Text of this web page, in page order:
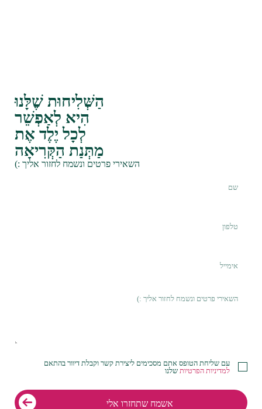
הַשְּׁלִיחוּת שֶׁלָּנוּ
הִיא לְאַפְשֵׁר
לְכָל יֶלֶד אֶת
מַתְּנַת הַקְּרִיאָה
השאירי פרטים ונשמח לחזור אליך :)
עם שליחת הטופס אתם מסכימים ליצירת קשר וקבלת דיוור בהתאם
למדיניות הפרטיות שלנו
אשמח שתחזרו אלי